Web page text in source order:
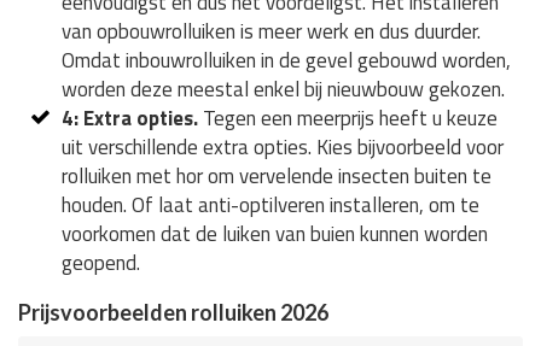
van opbouwrolluiken is meer werk en dus duurder.
Omdat inbouwrolluiken in de gevel gebouwd worden,
worden deze meestal enkel bij nieuwbouw gekozen.
4: Extra opties.Tegen een meerprijs heeft u keuze
uit verschillende extra opties. Kies bijvoorbeeld voor
rolluiken met hor om vervelende insecten buiten te
houden. Of laat anti-optilveren installeren, om te
voorkomen dat de luiken van buien kunnen worden
geopend.
Prijsvoorbeelden rolluiken 2026